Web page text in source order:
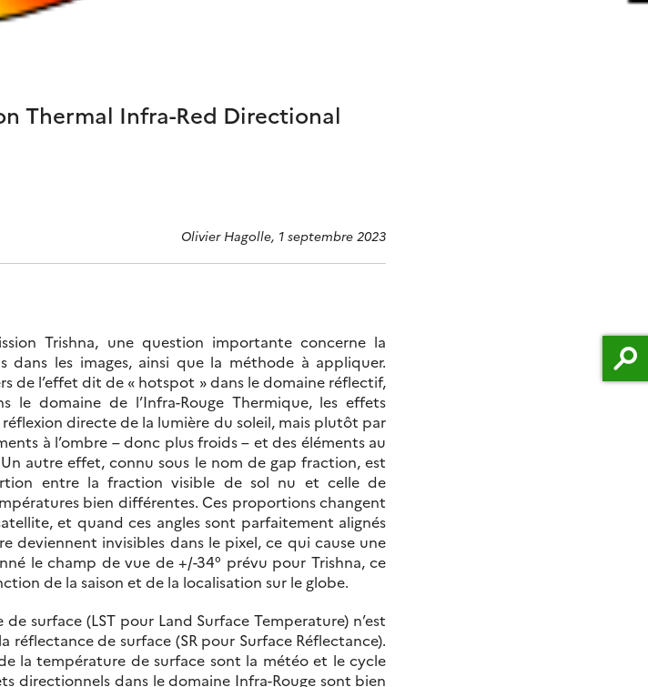
Thermal Infra-Red Directional
Olivier Hagolle, 1 septembre 2023
Trishna, une question importante concerne la
dans les images, ainsi que la méthode à appliquer.
de l’effet dit de « hotspot » dans le domaine réflectif,
le domaine de l’Infra-Rouge Thermique, les effets
directe de la lumière du soleil, mais plutôt par
à l’ombre – donc plus froids – et des éléments au
autre effet, connu sous le nom de gap fraction, est
entre la fraction visible de sol nu et celle de
bien différentes. Ces proportions changent
et quand ces angles sont parfaitement alignés
deviennent invisibles dans le pixel, ce qui cause une
le champ de vue de +/-34° prévu pour Trishna, ce
de la saison et de la localisation sur le globe.
surface (LST pour Land Surface Temperature) n’est
réflectance de surface (SR pour Surface Réflectance).
la température de surface sont la météo et le cycle
directionnels dans le domaine Infra-Rouge sont bien